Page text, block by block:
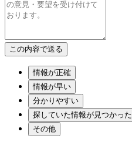
情報が正確
情報が早い
分かりやすい
探していた情報が見つかった
その他